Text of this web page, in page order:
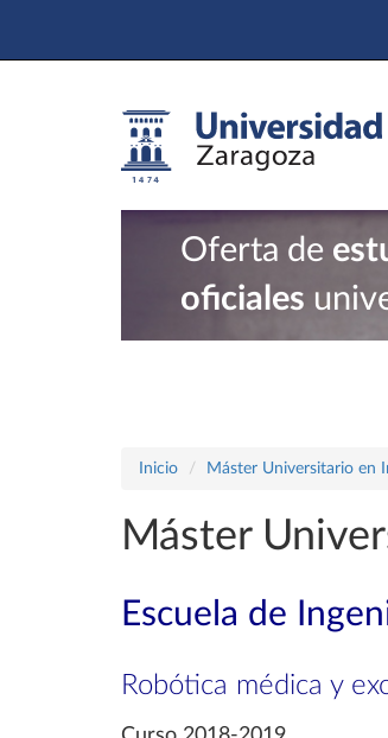
Oferta de
oficiales
Inicio Máster Universitario en
Máster
Escuela de
Robótica médica y